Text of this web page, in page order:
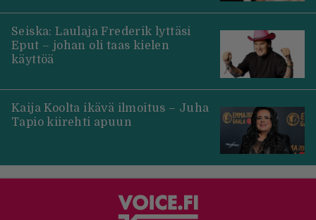
Seiska: Laulaja Frederik lyttäsi
Eput – johan oli taas kielen
käyttöä
Kaija Koolta ikävä ilmoitus – Juha
Tapio kiirehti apuun